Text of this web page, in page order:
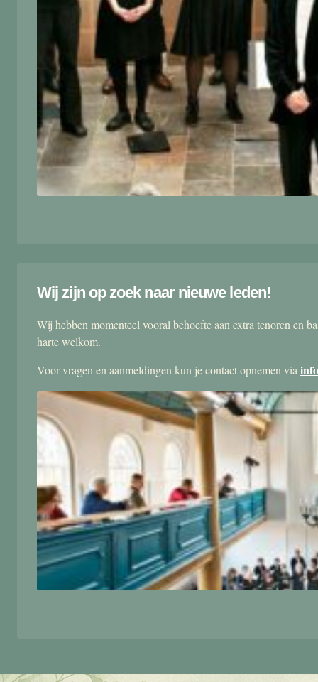
Wij zijn op zoek naar nieuwe leden!
Wij hebben momenteel vooral behoefte aan extra tenoren en
harte welkom.
Voor vragen en aanmeldingen kun je contact opnemen via